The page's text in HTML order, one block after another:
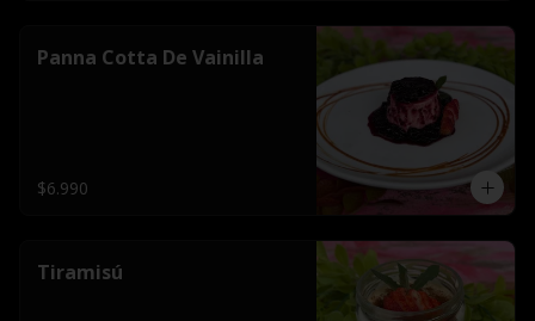
Panna Cotta De Vainilla
$6.990
Tiramisú